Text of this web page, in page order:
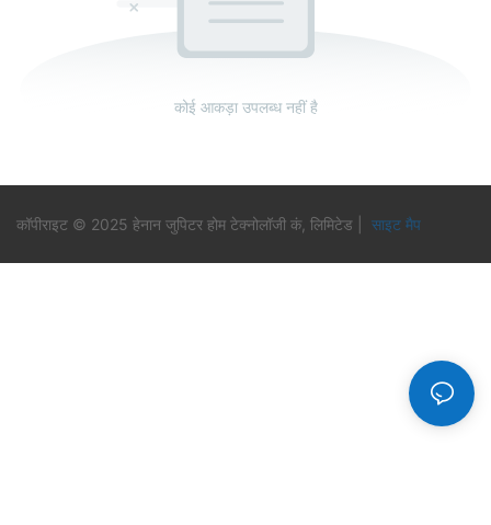
कोई आकड़ा उपलब्ध नहीं है
कॉपीराइट © 2025 हेनान जुपिटर होम टेक्नोलॉजी कं, लिमिटेड | साइट मैप